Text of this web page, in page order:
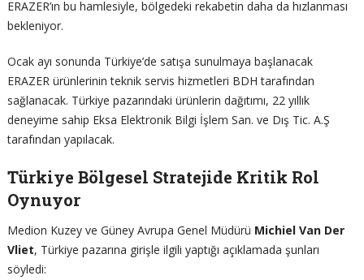
ERAZER’ın bu hamlesiyle, bölgedeki rekabetin daha da hızlanması
bekleniyor.
Ocak ayı sonunda Türkiye’de satışa sunulmaya başlanacak
ERAZER ürünlerinin teknik servis hizmetleri BDH tarafından
sağlanacak. Türkiye pazarındaki ürünlerin dağıtımı, 22 yıllık
deneyime sahip Eksa Elektronik Bilgi İşlem San. ve Dış Tic. A.Ş
tarafından yapılacak.
Türkiye Bölgesel Stratejide Kritik Rol
Oynuyor
Medion Kuzey ve Güney Avrupa Genel Müdürü Michiel Van Der
Vliet, Türkiye pazarına girişle ilgili yaptığı açıklamada şunları
söyledi: